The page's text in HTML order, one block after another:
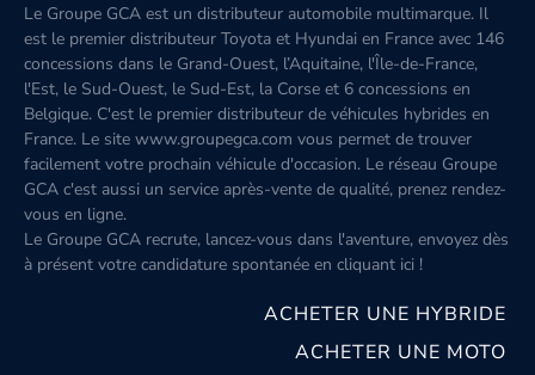
Le Groupe GCA est un distributeur automobile multimarque. Il
est le premier distributeur Toyota et Hyundai en France avec 146
concessions dans le Grand-Ouest, l’Aquitaine, l'Île-de-France,
l'Est, le Sud-Ouest, le Sud-Est, la Corse et 6 concessions en
Belgique. C'est le premier distributeur de véhicules hybrides en
France. Le site www.groupegca.com vous permet de trouver
facilement votre prochain véhicule d'occasion. Le réseau Groupe
GCA c'est aussi un service après-vente de qualité, prenez rendez-
vous en ligne.
Le Groupe GCA recrute, lancez-vous dans l'aventure, envoyez dès
à présent votre candidature spontanée en cliquant ici !
ACHETER UNE HYBRIDE
ACHETER UNE MOTO